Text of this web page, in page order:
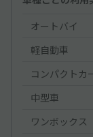
オートバイ
軽自動車
コンパクトカ
中型車
ワンボックス